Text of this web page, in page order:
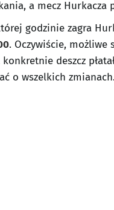
a mecz Hurkacza
godzinie zagra
. Oczywiście,
konkretnie deszcz
o wszelkich zmianach.